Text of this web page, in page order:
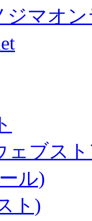
ジマオ
ェブス
ル)
ト)